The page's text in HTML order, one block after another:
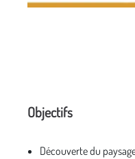
Objectifs
Découverte du